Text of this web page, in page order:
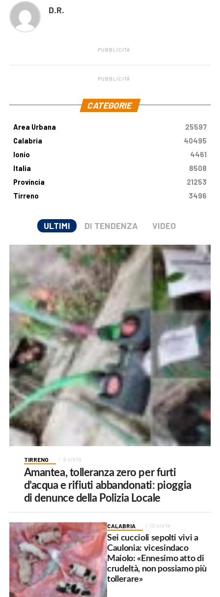
D.R.
PUBBLICITÀ
PUBBLICITÀ
CATEGORIE
Area Urbana
25597
Calabria
40495
Ionio
4461
Italia
8508
Provincia
21253
Tirreno
3496
ULTIMI DI TENDENZA VIDEO
TIRRENO 9 ore fa
Amantea, tolleranza zero per furti
d’acqua e rifiuti abbandonati: pioggia
di denunce della Polizia Locale
CALABRIA 10 ore fa
Sei cuccioli sepolti vivi a
Caulonia: vicesindaco
Maiolo: «Ennesimo atto di
crudeltà, non possiamo più
tollerare»